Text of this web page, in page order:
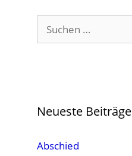
Suchen
nach:
Neueste Beiträge
Abschied